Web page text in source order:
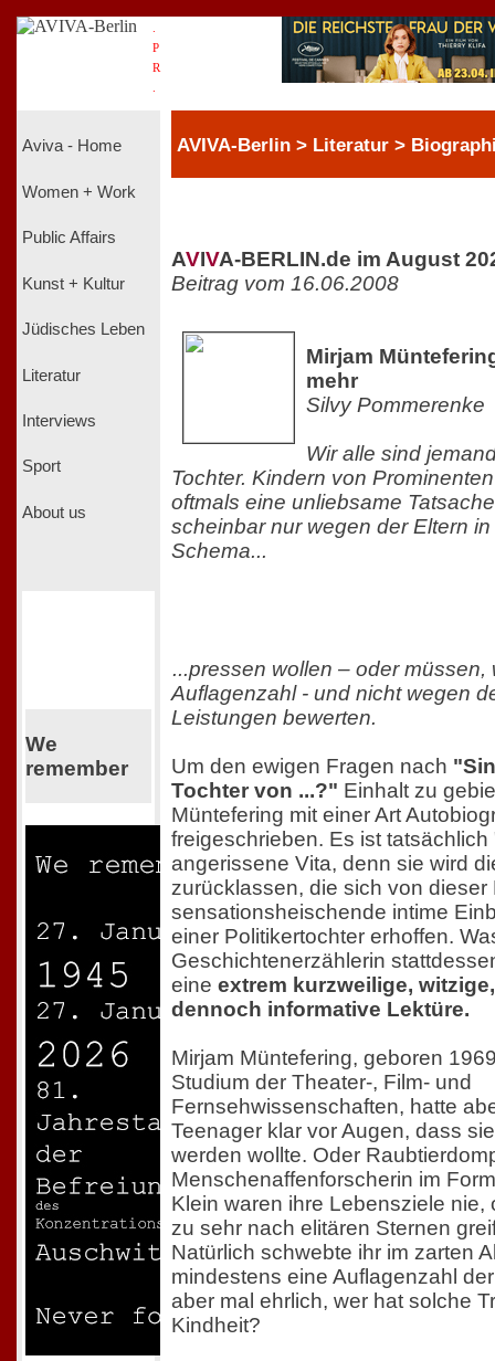
P
R
Aviva - Home
Women + Work
Public Affairs
Kunst + Kultur
Jüdisches Leben
Literatur
Interviews
Sport
About us
We
remember
AVIVA-Berlin > Literatur >
AVIVA-BERLIN.de im August
Beitrag vom 16.06.2008
Mirjam
mehr
Silvy Pommerenke
Wir alle sind
Tochter. Kindern von
oftmals eine unliebsame
scheinbar nur wegen der Eltern
Schema...
...pressen wollen – oder müssen,
Auflagenzahl - und nicht wegen
Leistungen bewerten.
Um den ewigen Fragen nach
Tochter von ...?" Einhalt zu
Müntefering mit einer Art
freigeschrieben. Es ist tatsächlich
angerissene Vita, denn sie wird
zurücklassen, die sich von dieser
sensationsheischende intime
einer Politikertochter erhoffen.
Geschichtenerzählerin
eine extrem kurzweilige,
dennoch informative Lektüre.
Mirjam Müntefering, geboren
Studium der Theater-, Film- und
Fernsehwissenschaften, hatte
Teenager klar vor Augen, dass
werden wollte. Oder
Menschenaffenforscherin im
Klein waren ihre Lebensziele nie,
zu sehr nach elitären Sternen
Natürlich schwebte ihr im zarten
mindestens eine Auflagenzahl
aber mal ehrlich, wer hat solche
Kindheit?